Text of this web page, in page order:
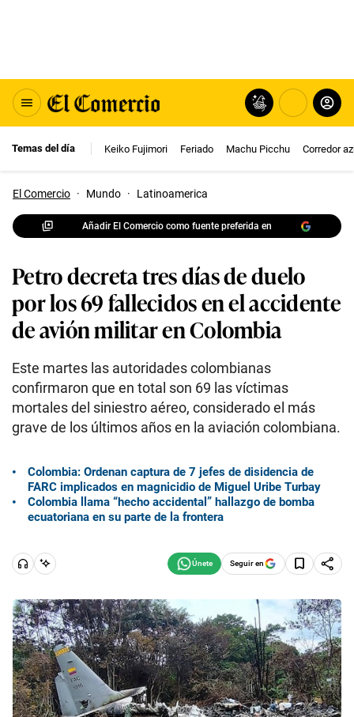
Temas del día Keiko Fujimori Feriado Machu Picchu Corredor
El Comercio · Mundo · Latinoamerica
Añadir El Comercio como fuente preferida en
Petro decreta tres días de duelo
por los 69 fallecidos en el accidente
de avión militar en Colombia
Este martes las autoridades colombianas
confirmaron que en total son 69 las víctimas
mortales del siniestro aéreo, considerado el más
grave de los últimos años en la aviación colombiana.
Colombia: Ordenan captura de 7 jefes de disidencia de
FARC implicados en magnicidio de Miguel Uribe Turbay
Colombia llama “hecho accidental” hallazgo de bomba
ecuatoriana en su parte de la frontera
Seguir en